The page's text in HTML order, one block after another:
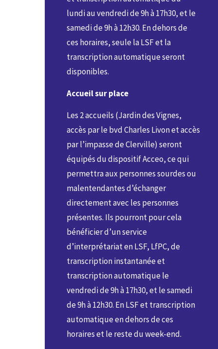
lundi au vendredi de 9h à 17h30, et le
samedi de 9h à 12h30. En dehors de
ces horaires, seule la LSF et la
transcription automatique seront
disponibles.
Accueil sur place
Les 2 accueils (Jardin des Vignes,
accès par le bvd Charles Livon et accès
par l’impasse de Clerville) seront
équipés du dispositif Acceo, ce qui
permettra aux personnes sourdes ou
malentendantes d’échanger
directement avec les personnes
présentes. Ils pourront pour cela
bénéficier d’un service
d’interprétariat en LSF, LfPC, de
transcription instantanée et
transcription automatique le
vendredi de 9h à 17h30, et le samedi
de 9h à 12h30. En LSF et transcription
automatique en dehors de ces
horaires et le reste du week-end.